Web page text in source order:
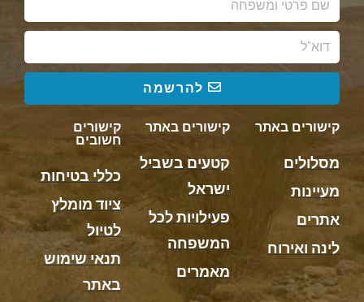
להרשמה
קישורים באתר
מסלולים
מעיינות
אתרים
לינה ואירוח
קישורים באתר
קטעים בשביל
ישראל
פעילויות לכל
המשפחה
מאמרים
קישורים
חשובים
כללי בטיחות
ציוד מומלץ
לטיול
תנאי שימוש
באתר